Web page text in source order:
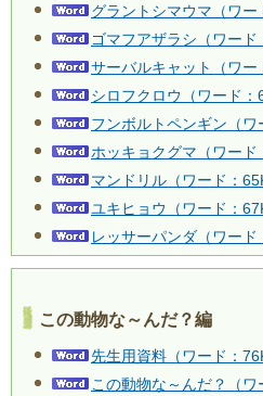
グラントシマウマ（ワー
ゴマフアザラシ（ワード
サーバルキャット（ワー
シロフクロウ（ワード：
フンボルトペンギン（ワ
ホッキョクグマ（ワード
マンドリル（ワード：
ユキヒョウ（ワード：
レッサーパンダ（ワード
この動物な～んだ？編
先生用資料（ワード：
この動物な～んだ？（ワ